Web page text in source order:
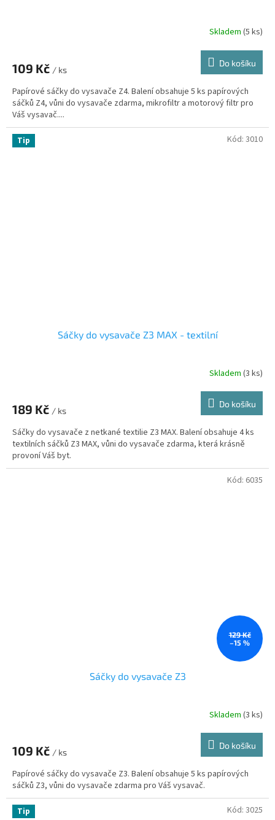
Skladem (5 ks)
109 Kč / ks
Do košíku
Papírové sáčky do vysavače Z4. Balení obsahuje 5 ks papírových
sáčků Z4, vůni do vysavače zdarma, mikrofiltr a motorový filtr pro
Váš vysavač....
Tip
Sáčky do vysavače Z3 MAX - textilní
Skladem (3 ks)
189 Kč / ks
Do košíku
Sáčky do vysavače z netkané textilie Z3 MAX. Balení obsahuje 4 ks
textilních sáčků Z3 MAX, vůni do vysavače zdarma, která krásně
provoní Váš byt.
Kód: 3010
129 Kč
–15 %
Sáčky do vysavače Z3
Skladem (3 ks)
109 Kč / ks
Do košíku
Papírové sáčky do vysavače Z3. Balení obsahuje 5 ks papírových
sáčků Z3, vůni do vysavače zdarma pro Váš vysavač.
Kód: 6035
Tip Kód: 3025